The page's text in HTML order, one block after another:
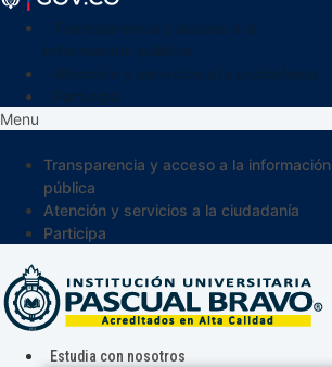
Menu
Transparencia y acceso a la información
pública
Atención y servicios a la ciudadanía
Participa
Estudia con nosotros